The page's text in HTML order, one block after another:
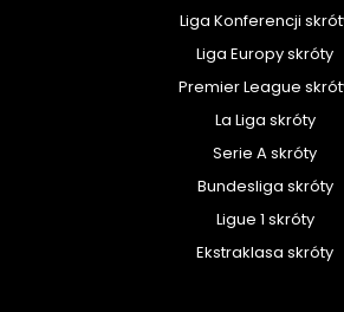
Liga Konferencji
Liga Europy skróty
Premier League
La Liga skróty
Serie A skróty
Bundesliga skróty
Ligue 1 skróty
Ekstraklasa skróty